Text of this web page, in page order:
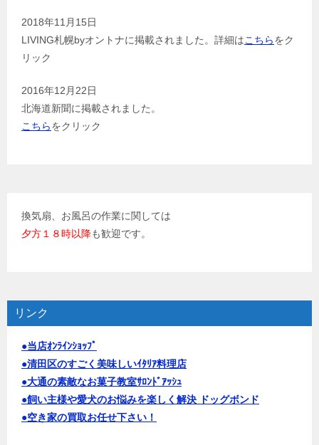
2018年11月15日
LIVING札幌byオントナに掲載されました。詳細はこちらをク
リック
2016年12月22日
北海道新聞に掲載されました。
こちらをクリック
換気扇、お風呂の作業に関しては
夕方１８時以降も歓迎です。
リンク
●当店ｵﾝﾗｲﾝｼｮｯﾌﾟ
●清田区のすごく美味しいｲﾀﾘｱ料理店
●大通の素敵なお菓子教室ｻﾛﾝﾄﾞｱｯｼｭ
●飼い主様や愛犬のお悩みを楽しく解決 ドッグボンド
●空き家の買取お任せ下さい！